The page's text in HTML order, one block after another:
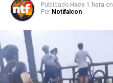
Publicado Hace 1 hora on
Por Notifalcon